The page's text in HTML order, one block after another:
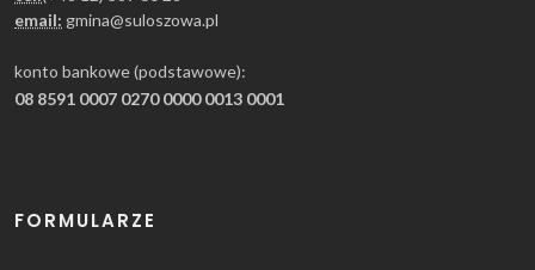
email: gmina@suloszowa.pl
konto bankowe (podstawowe):
08 8591 0007 0270 0000 0013 0001
FORMULARZE